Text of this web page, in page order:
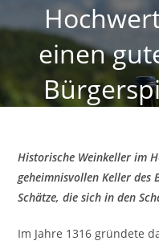
einen
Historische Weinkeller im
geheimnisvollen Keller des
Schätze, die sich in den
Im Jahre 1316 gründete